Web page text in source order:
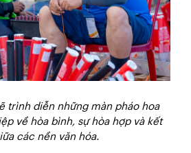
trình diễn những màn pháo hoa
về hòa bình, sự hòa hợp và kết
các nền văn hóa.